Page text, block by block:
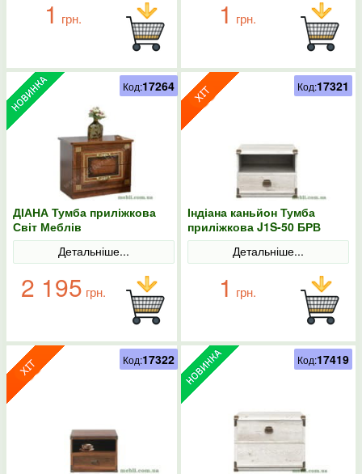
1 грн. 1 грн.
ДІАНА Тумба приліжкова
Світ Меблів
Детальніше...
2 195 грн.
Код:17264
Індіана каньйон Тумба
приліжкова J1S-50 БРВ
(ВМК)
Детальніше...
1 грн.
Код:17321
Код:17322 Код:17419